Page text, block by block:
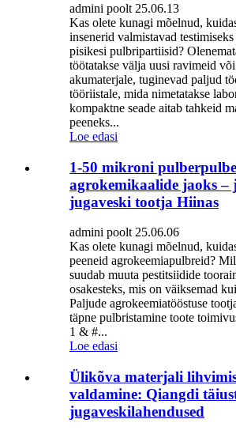
admini poolt 25.06.13
Kas olete kunagi mõelnud,
insenerid valmistavad
pisikesi pulbripartiisid?
töötatakse välja uusi ravimeid
akumaterjale, tuginevad paljud
tööriistale, mida nimetatakse
kompaktne seade aitab tahkeid
peeneks...
Loe edasi
1-50 mikroni
agrokemikaalide jaoks –
jugaveski tootja Hiinas
admini poolt 25.06.06
Kas olete kunagi mõelnud,
peeneid agrokeemiapulbreid?
suudab muuta pestitsiidide
osakesteks, mis on väiksemad
Paljude agrokeemiatööstuse
täpne pulbristamine toote
1 & #...
Loe edasi
Ülikõva materjali
valdamine: Qiangdi
jugaveskilahendused